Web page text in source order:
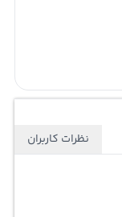
نظرات کاربران